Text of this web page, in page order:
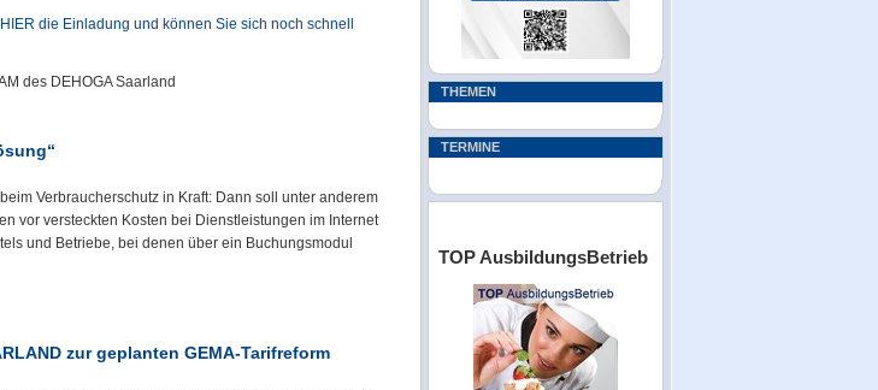
die Einladung und können Sie sich noch schnell
des DEHOGA Saarland
Verbraucherschutz in Kraft: Dann soll unter anderem
vor versteckten Kosten bei Dienstleistungen im Internet
und Betriebe, bei denen über ein Buchungsmodul
zur geplanten GEMA-Tarifreform
THEMEN
TERMINE
TOP AusbildungsBetrieb